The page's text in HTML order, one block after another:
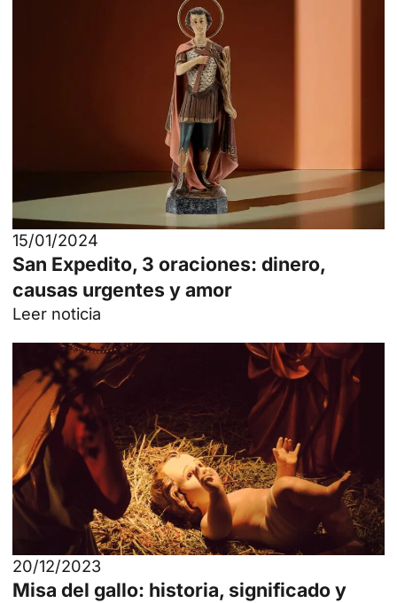
15/01/2024
San Expedito, 3 oraciones: dinero,
causas urgentes y amor
Leer noticia
20/12/2023
Misa del gallo: historia, significado y